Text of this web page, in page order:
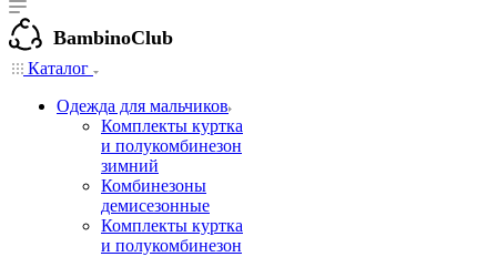
BambinoClub
Каталог
Одежда для мальчиков
Комплекты куртка
и полукомбинезон
зимний
Комбинезоны
демисезонные
Комплекты куртка
и полукомбинезон